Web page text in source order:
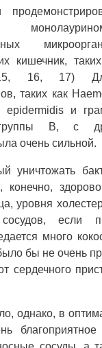
кишечник,
16, 17) Для
таких как
epidermidis и
группы B, с
очень сильной.
уничтожать
конечно,
уровня
сосудов, если
много
бы не очень
сердечного
однако, в